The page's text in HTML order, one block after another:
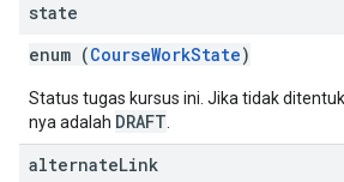
state
enum (CourseWorkState)
Status tugas kursus ini. Jika tidak
nya adalah DRAFT
alternateLink